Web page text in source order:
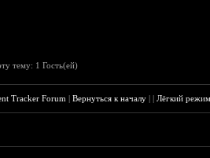
тему: 1 Гость(ей)
Tracker Forum |Вернуться к началу ||Лёгкий